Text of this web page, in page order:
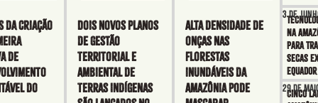
da criação
de
do
Dois novos Planos
de Gestão
Territorial e
Ambiental de
Terras Indígenas
Alta densidade de
onças nas
florestas
inundáveis da
Amazônia pode
na
para
secas
Equador
3 de
Cinco
29 de